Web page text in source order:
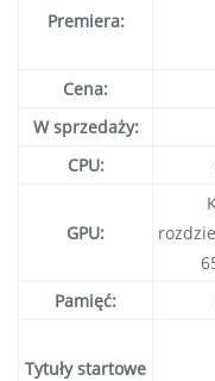
Premiera:
Cena:
W sprzedaży:
CPU:
GPU:
Pamięć:
Tytuły startowe